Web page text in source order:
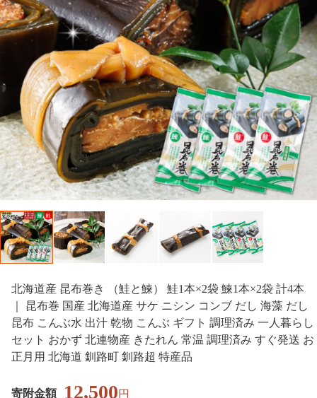
北海道産 昆布巻き （鮭と鰊） 鮭1本×2袋 鰊1本×2袋 計4本
｜ 昆布巻 国産 北海道産 サケ ニシン コンブ だし 海藻 だし
昆布 こんぶ水 出汁 乾物 こんぶ ギフト 調理済み 一人暮らし
セット おかず 北連物産 きたれん 常温 調理済み すぐ発送 お
正月用 北海道 釧路町 釧路超 特産品
寄附金額 12,500円